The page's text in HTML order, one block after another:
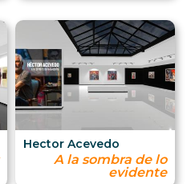
Hector Acevedo
A la sombra de lo
evidente